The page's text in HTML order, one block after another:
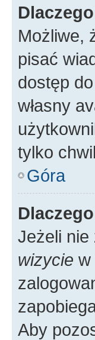
Możliwe,
pisać
dostęp
własny
tylko
Góra
Jeżeli nie
wizycie w
Aby